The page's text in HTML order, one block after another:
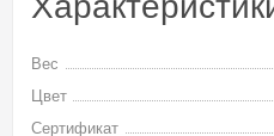
Вес
Цвет
Сертификат